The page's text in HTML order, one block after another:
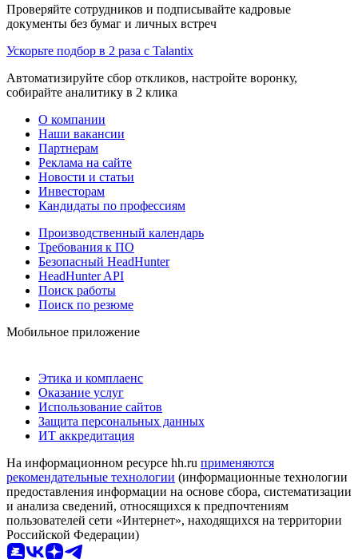
Проверяйте сотрудников и подписывайте кадровые
документы без бумаг и личных встреч
Ускорьте подбор в 2 раза с Talantix
Автоматизируйте сбор откликов, настройте воронку,
собирайте аналитику в 2 клика
О компании
Наши вакансии
Партнерам
Реклама на сайте
Новости и статьи
Инвесторам
Кандидаты по профессиям
Производственный календарь
Требования к ПО
Безопасный HeadHunter
HeadHunter API
Поиск работы
Поиск по резюме
Мобильное приложение
Этика и комплаенс
Оказание услуг
Использование сайтов
Защита персональных данных
ИТ аккредитация
На информационном ресурсе hh.ru применяются
рекомендательные технологии (информационные технологии
предоставления информации на основе сбора, систематизации
и анализа сведений, относящихся к предпочтениям
пользователей сети «Интернет», находящихся на территории
Российской Федерации)